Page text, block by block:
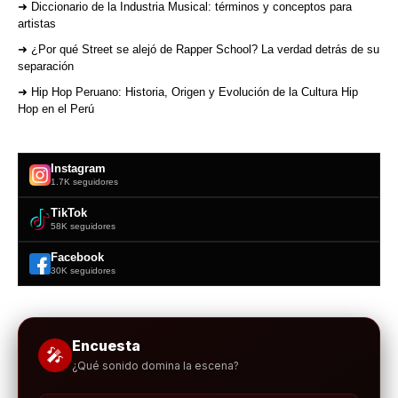
➜ Diccionario de la Industria Musical: términos y conceptos para
artistas
➜ ¿Por qué Street se alejó de Rapper School? La verdad detrás de su
separación
➜ Hip Hop Peruano: Historia, Origen y Evolución de la Cultura Hip
Hop en el Perú
Instagram
1.7K seguidores
TikTok
58K seguidores
Facebook
30K seguidores
🎤 Encuesta
¿Qué sonido domina la escena?